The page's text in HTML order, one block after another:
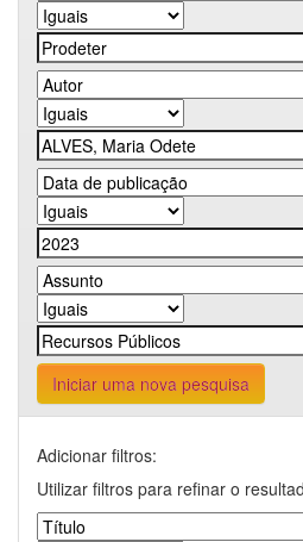
Iniciar uma nova pesquisa
Adicionar filtros:
Utilizar filtros para refinar o